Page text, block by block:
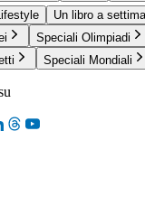
Un libro a
Speciali Olimpiadi
Speciali Mondiali